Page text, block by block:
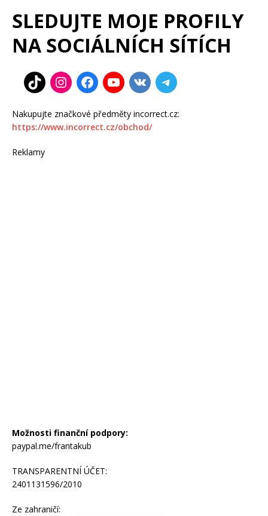
SLEDUJTE MOJE PROFILY
NA SOCIÁLNÍCH SÍTÍCH
Nakupujte značkové předměty incorrect.cz:
https://www.incorrect.cz/obchod/
Reklamy
Možnosti finanční podpory:
paypal.me/frantakub
TRANSPARENTNÍ ÚČET:
2401131596/2010
Ze zahraničí: